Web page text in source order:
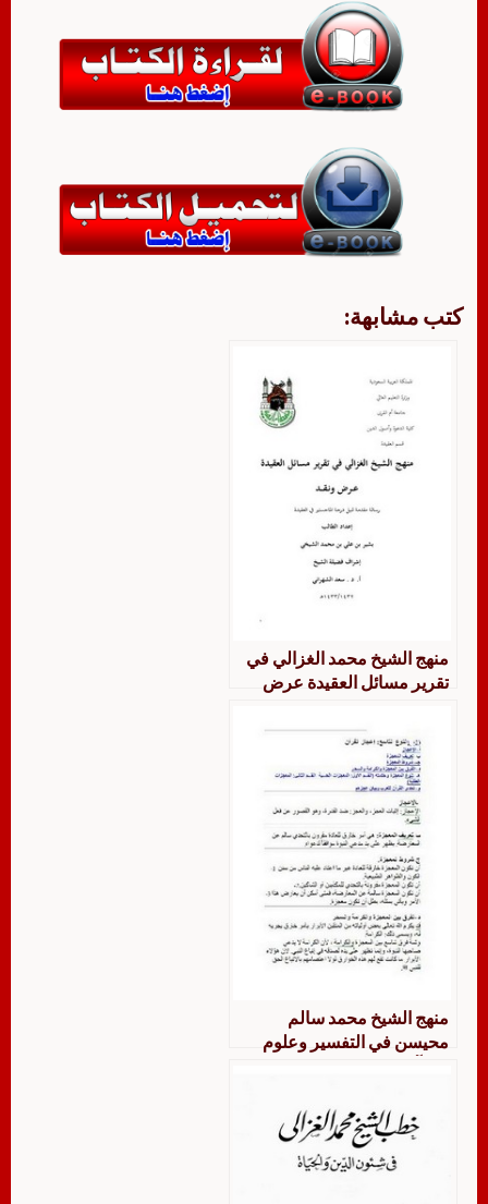
كتب مشابهة:
منهج الشيخ محمد الغزالي في
تقرير مسائل العقيدة عرض
منهج الشيخ محمد سالم
محيسن في التفسير وعلوم